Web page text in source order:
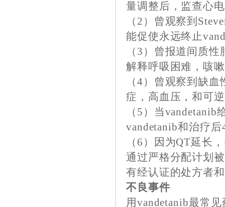
量调整后，监查心
（2）曾观察到
能促使永远终止
（3）曾报道间质
解释呼吸困难，咳
（4）曾观察到缺
症，高血压，和可
（5）当
vandetanib和治疗
（6）因为QT延长
通过严格分配计划
有经认证的处方者
不良事件
用vandetanib最常